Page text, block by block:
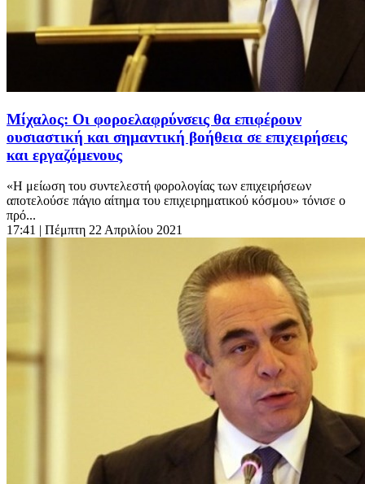
Μίχαλος: Οι φοροελαφρύνσεις θα επιφέρουν
ουσιαστική και σημαντική βοήθεια σε επιχειρήσεις
και εργαζόμενους
«Η μείωση του συντελεστή φορολογίας των επιχειρήσεων
αποτελούσε πάγιο αίτημα του επιχειρηματικού κόσμου» τόνισε ο
πρό...
17:41 | Πέμπτη 22 Απριλίου 2021